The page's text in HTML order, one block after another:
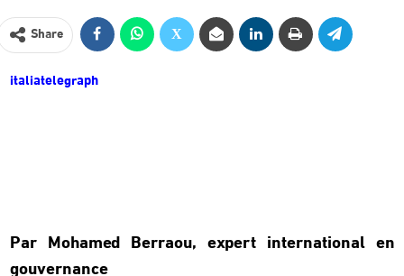
Share
italiatelegraph
Par Mohamed Berraou, expert international en
gouvernance